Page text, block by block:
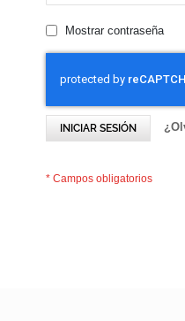
Mostrar contraseña
INICIAR SESIÓN